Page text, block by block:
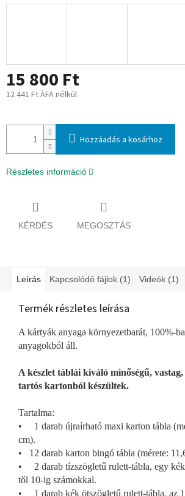
15 800 Ft
12 441 Ft ÁFA nélkül
Hozzáadás a kosárhoz
Részletes információ
KÉRDÉS MEGOSZTÁS
Leírás Kapcsolódó fájlok (1) Videók (1)
Termék részletes leírása
A kártyák anyaga környezetbarát, 100%-
anyagokból áll.
A készlet táblái kiváló minőségű,
tartós kartonból készültek.
Tartalma:
• 1 darab újraírható maxi karton tábla
cm).
• 12 darab karton bingó tábla (mérete:
• 2 darab tízszögletű rulett-tábla, egy kék
től 10-ig számokkal.
• 1 darab kék ötszögletű rulett-tábla, az